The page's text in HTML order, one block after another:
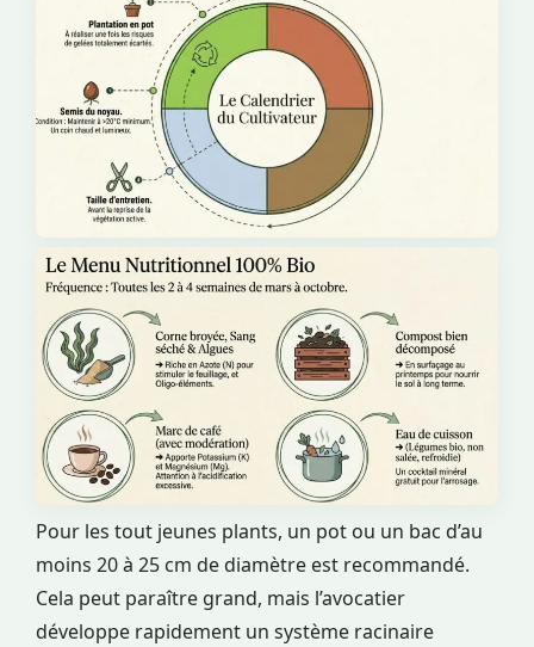
Pour les tout jeunes plants, un pot ou un bac d’au
moins 20 à 25 cm de diamètre est recommandé.
Cela peut paraître grand, mais l’avocatier
développe rapidement un système racinaire